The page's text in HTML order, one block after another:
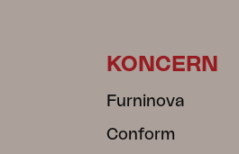
KONCERN
Furninova
Conform